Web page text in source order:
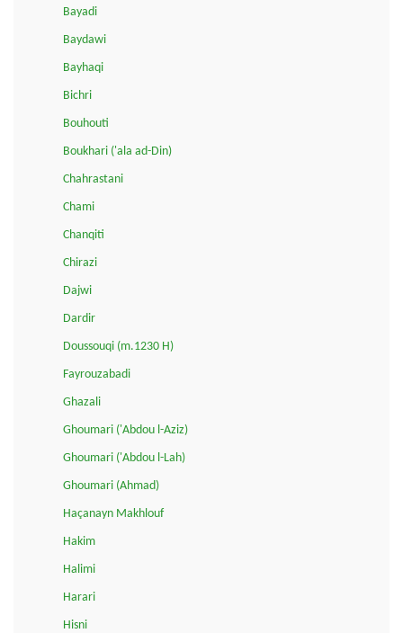
Bayadi
Baydawi
Bayhaqi
Bichri
Bouhouti
Boukhari ('ala ad-Din)
Chahrastani
Chami
Chanqiti
Chirazi
Dajwi
Dardir
Doussouqi (m.1230 H)
Fayrouzabadi
Ghazali
Ghoumari ('Abdou l-Aziz)
Ghoumari ('Abdou l-Lah)
Ghoumari (Ahmad)
Haçanayn Makhlouf
Hakim
Halimi
Harari
Hisni